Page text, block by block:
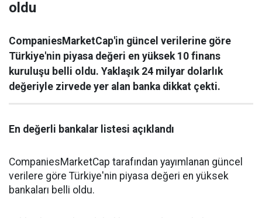
oldu
CompaniesMarketCap'in güncel verilerine göre
Türkiye'nin piyasa değeri en yüksek 10 finans
kuruluşu belli oldu. Yaklaşık 24 milyar dolarlık
değeriyle zirvede yer alan banka dikkat çekti.
En değerli bankalar listesi açıklandı
CompaniesMarketCap tarafından yayımlanan güncel
verilere göre Türkiye'nin piyasa değeri en yüksek
bankaları belli oldu.